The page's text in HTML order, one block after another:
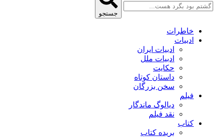
جستجو
خاطرات
ادبیات
ادبیات ایران
ادبیات ملل
حکایت
داستان کوتاه
سخن بزرگان
فیلم
دیالوگ ماندگار
نقد فیلم
کتاب
بریده کتاب